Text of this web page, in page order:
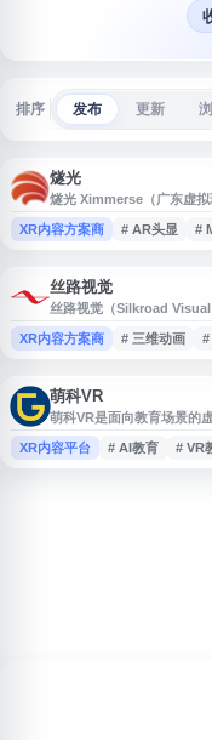
排序 发布 更新
燧光
燧光 Ximmerse（广东虚
MR、XR头显及虚拟现实、
学与实训解决方案。其产
XR内容方案商 # AR头显 #
丝路视觉
丝路视觉（Silkroad
业，业务涵盖三维动画、
互动多媒体等领域。网站
XR内容方案商 # 三维动画 #
萌科VR
萌科VR是面向教育场景的
人、元宇宙、VR、AR、
为基础，探索互动教学、
XR内容平台 # AI教育 # VR